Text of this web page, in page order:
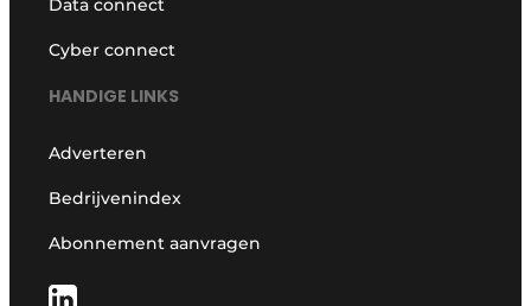
Data connect
Cyber connect
HANDIGE LINKS
Adverteren
Bedrijvenindex
Abonnement aanvragen